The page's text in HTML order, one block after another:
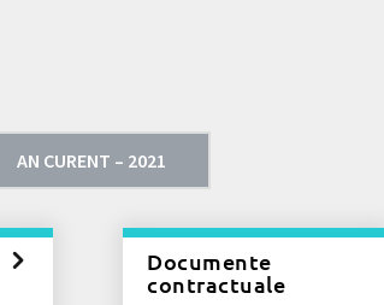
AN CURENT – 2021
Documente
contractuale